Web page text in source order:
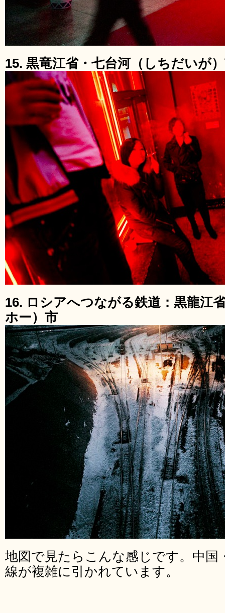
15. 黒竜江省・七台河（しちだいが
16. ロシアへつながる鉄道：黒龍江
ホー）市
地図で見たらこんな感じです。中国
線が複雑に引かれています。